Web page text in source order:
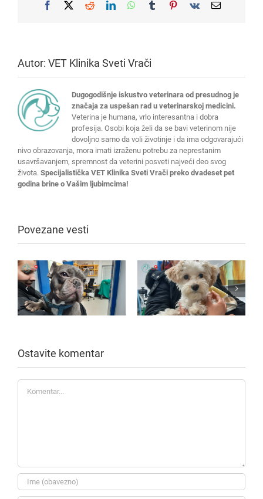
Facebook
X RedditLinkedInWhatsApp
TumblrPinterest
Vk Email
Autor: VET Klinika Sveti Vrači
Dugogodišnje iskustvo veterinara od presudnog je
značaja za uspešan rad u veterinarskoj medicini.
Veterina je humana, vrlo interesantna i dobra
profesija. Osobi koja želi da se bavi veterinom nije
dovoljno samo da voli životinje i da ima odgovarajući
nivo obrazovanja, mora imati izraženu potrebu za neprestanim
usavršavanjem, spremnost da veterini posveti najveći deo svog
života. Specijalistička VET Klinika Sveti Vrači preko dvadeset pet
godina brine o Vašim ljubimcima!
Povezane vesti
Ostavite komentar